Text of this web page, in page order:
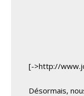
[->http://
Désormais,